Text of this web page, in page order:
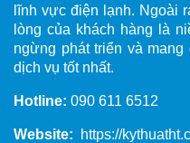
lĩnh vực điện lạnh. Ngoài
lòng của khách hàng là
ngừng phát triển và
dịch vụ tốt nhất.
Hotline: 090 611 6512
Website: https://